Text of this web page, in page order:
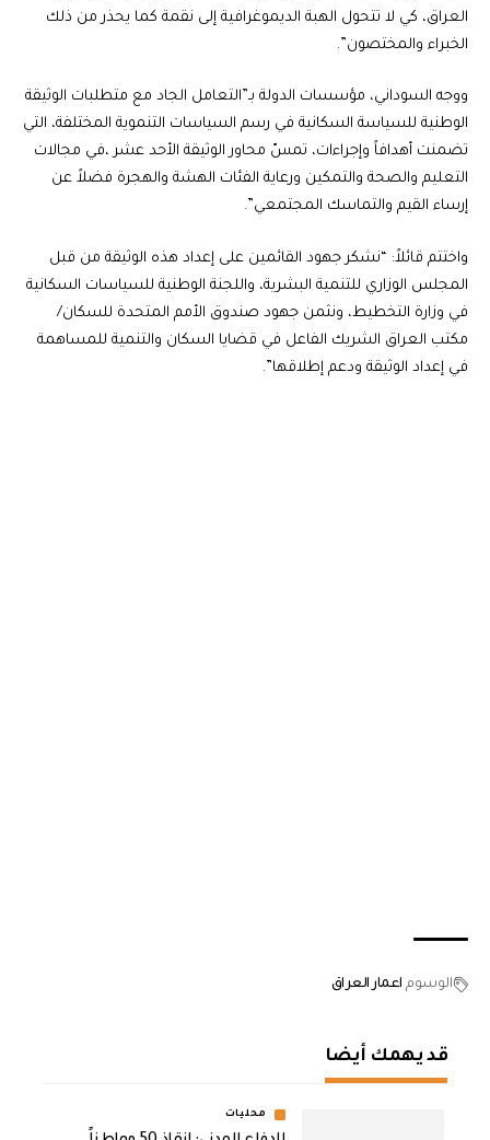
العراق، كي لا تتحول الهبة الديموغرافية إلى نقمة كما يحذر من ذلك
الخبراء والمختصون”.
ووجه السوداني، مؤسسات الدولة بـ”التعامل الجاد مع متطلبات الوثيقة
الوطنية للسياسة السكانية في رسم السياسات التنموية المختلفة، التي
تضمنت أهدافاً وإجراءات، تمسّ محاور الوثيقة الأحد عشر ،في مجالات
التعليم والصحة والتمكين ورعاية الفئات الهشة والهجرة فضلاً عن
إرساء القيم والتماسك المجتمعي”.
واختتم قائلاً: “نشكر جهود القائمين على إعداد هذه الوثيقة من قبل
المجلس الوزاري للتنمية البشرية، واللجنة الوطنية للسياسات السكانية
في وزارة التخطيط، ونثمن جهود صندوق الأمم المتحدة للسكان/
مكتب العراق الشريك الفاعل في قضايا السكان والتنمية للمساهمة
في إعداد الوثيقة ودعم إطلاقها”.
الوسوم اعمار العراق
قد يهمك أيضا
محليات